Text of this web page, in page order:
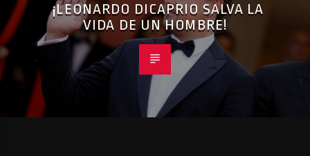
¡LEONARDO DICAPRIO SALVA LA
VIDA DE UN HOMBRE!